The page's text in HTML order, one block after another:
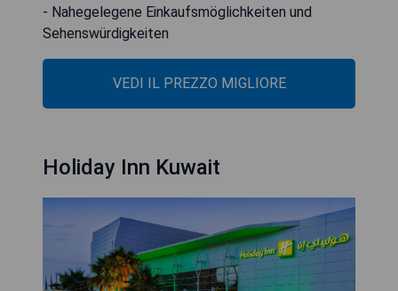
- Nahegelegene Einkaufsmöglichkeiten und
Sehenswürdigkeiten
VEDI IL PREZZO MIGLIORE
Holiday Inn Kuwait